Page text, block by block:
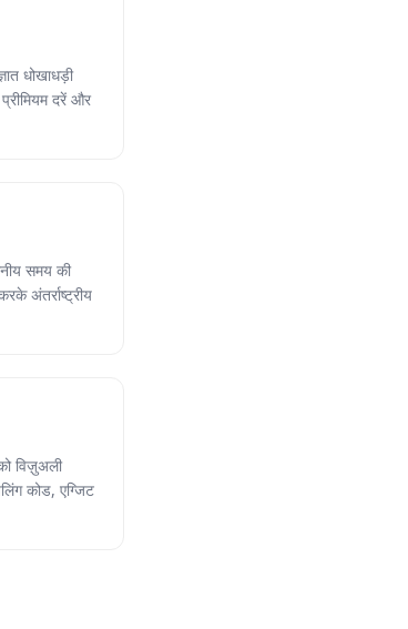
धोखाधड़ी
दरें और
समय की
अंतर्राष्ट्रीय
विज़ुअली
कोड, एग्जिट